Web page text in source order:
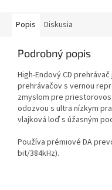
Popis Diskusia
Podrobný popis
High-Endový CD
prehrávačov s vernou
zmyslom pre
odozvou s ultra nízkym
vlajková loď s úžasným
Používa prémiové DA
bit/384kHz).